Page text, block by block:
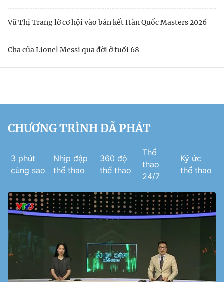
Vũ Thị Trang lỡ cơ hội vào bán kết Hàn Quốc Masters 2026
Cha của Lionel Messi qua đời ở tuổi 68
CHƯƠNG TRÌNH ĐÃ PHÁT
3 phút
cùng sao
Nhịp đập
thể thao
360 độ
thể thao
Thể
thao
24/7
Ký ức
thể thao